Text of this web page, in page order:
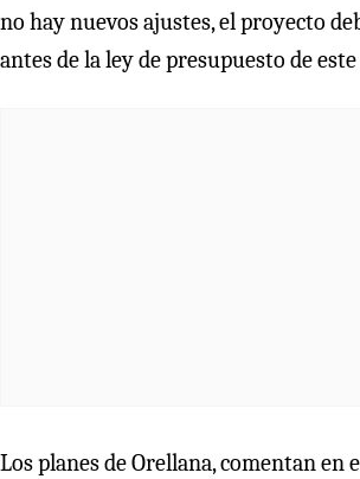
no hay nuevos ajustes, el proyecto
antes de la ley de presupuesto de este
Los planes de Orellana, comentan en